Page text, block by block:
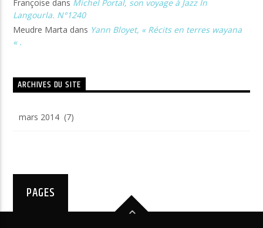
Françoise dans Michel Portal, son voyage à Jazz In
Langourla. N°1240
Meudre Marta dans Yann Bloyet, « Récits en terres wayana
« .
ARCHIVES DU SITE
du
PAGES